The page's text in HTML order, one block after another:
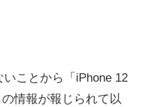
ことから「iPhone 12
情報が報じられて以